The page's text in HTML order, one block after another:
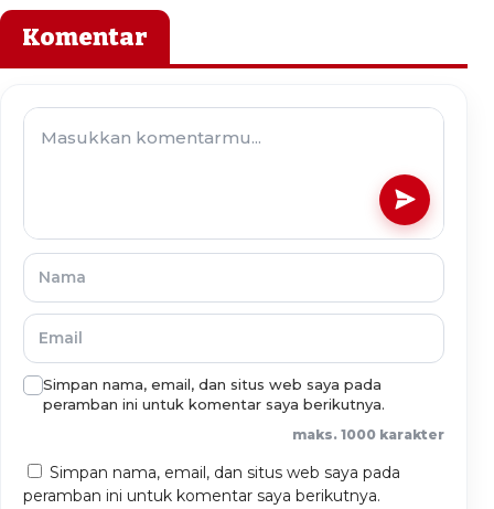
Komentar
Simpan nama, email, dan situs web saya pada
peramban ini untuk komentar saya berikutnya.
maks. 1000 karakter
Simpan nama, email, dan situs web saya pada
peramban ini untuk komentar saya berikutnya.